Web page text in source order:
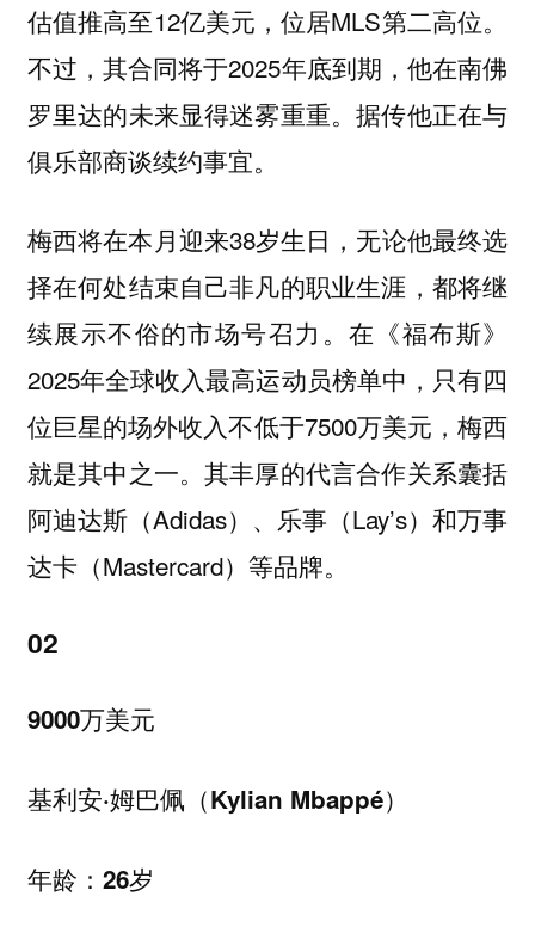
估值推高至12亿美元，位居MLS第二高位。
不过，其合同将于2025年底到期，他在南佛
罗里达的未来显得迷雾重重。据传他正在与
俱乐部商谈续约事宜。
梅西将在本月迎来38岁生日，无论他最终选
择在何处结束自己非凡的职业生涯，都将继
续展示不俗的市场号召力。在《福布斯》
2025年全球收入最高运动员榜单中，只有四
位巨星的场外收入不低于7500万美元，梅西
就是其中之一。其丰厚的代言合作关系囊括
阿迪达斯（Adidas）、乐事（Lay’s）和万事
达卡（Mastercard）等品牌。
02
9000万美元
基利安·姆巴佩（Kylian Mbappé）
年龄：26岁